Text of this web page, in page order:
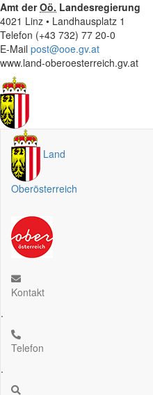
Amt derOö. Landesregierung
4021 Linz • Landhausplatz 1
Telefon (+43 732) 77 20-0
E-Mail post@ooe.gv.at
www.land-oberoesterreich.gv.at
Land
Oberösterreich
Kontakt
.
Telefon
.